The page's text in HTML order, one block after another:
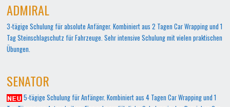
ADMIRAL
3-tägige Schulung für absolute Anfänger. Kombiniert aus 2 Tagen Car Wrapping und 1
Tag Steinschlagschutz für Fahrzeuge. Sehr intensive Schulung mit vielen praktischen
Übungen.
SENATOR
5-tägige Schulung für Anfänger. Kombiniert aus 4 Tagen Car Wrapping und 1